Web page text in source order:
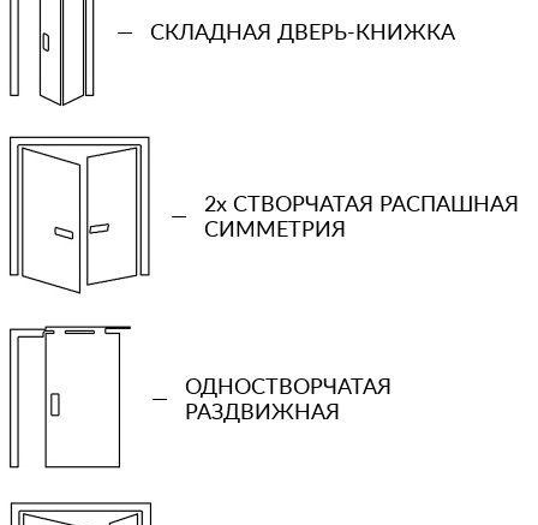
— СКЛАДНАЯ ДВЕРЬ-КНИЖКА
—
2x СТВОРЧАТАЯ РАСПАШНАЯ
СИММЕТРИЯ
—
ОДНОСТВОРЧАТАЯ
РАЗДВИЖНАЯ
+7 (931) 913-51-83
Ваш телефон
Количество проемов
Ваша примерная смета на двери